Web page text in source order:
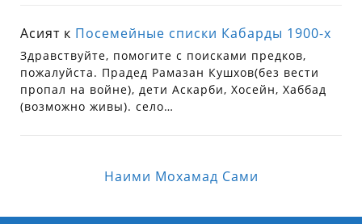
Асият к Посемейные списки Кабарды 1900-х
Здравствуйте, помогите с поисками предков,
пожалуйста. Прадед Рамазан Кушхов(без вести
пропал на войне), дети Аскарби, Хосейн, Хаббад
(возможно живы). село…
Наими Мохамад Сами